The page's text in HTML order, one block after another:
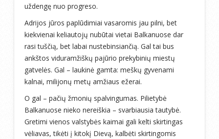
uždengę nuo progreso.
Adrijos jūros paplūdimiai vasaromis jau pilni, bet
kiekvienai keliautojų nubūtai vietai Balkanuose dar
rasi tuščią, bet labai nustebinsiančią. Gal tai bus
ankštos viduramžiškų pajūrio prekybinių miestų
gatvelės. Gal – laukinė gamta: meškų gyvenami
kalnai, milijonų metų amžiaus ežerai.
O gal – pačių žmonių spalvingumas. Pilietybė
Balkanuose nieko nereiškia – svarbiausia tautybė.
Gretimi vienos valstybės kaimai gali kelti skirtingas
vėliavas, tikėti į kitokį Dievą, kalbėti skirtingomis